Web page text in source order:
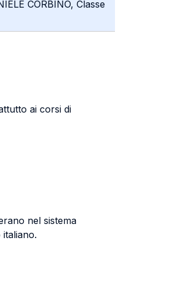
CORBINO, Classe
ai corsi di
nel sistema